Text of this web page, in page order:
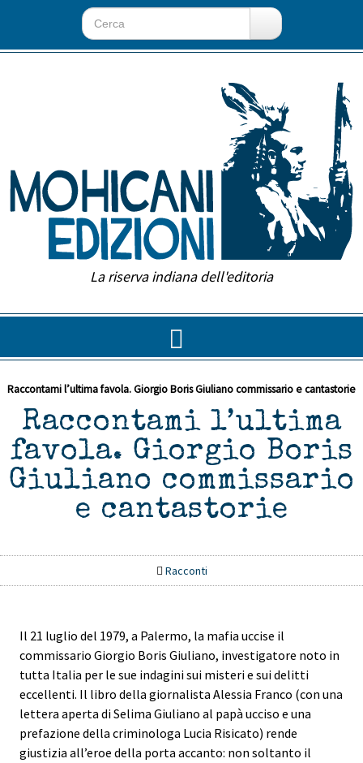
La riserva indiana dell'editoria
Raccontami l’ultima favola. Giorgio Boris Giuliano commissario e cantastorie
Raccontami l’ultima
favola. Giorgio Boris
Giuliano commissario
e cantastorie
Racconti
Il 21 luglio del 1979, a Palermo, la mafia uccise il
commissario Giorgio Boris Giuliano, investigatore noto in
tutta Italia per le sue indagini sui misteri e sui delitti
eccellenti. Il libro della giornalista Alessia Franco (con una
lettera aperta di Selima Giuliano al papà ucciso e una
prefazione della criminologa Lucia Risicato) rende
giustizia all’eroe della porta accanto: non soltanto il